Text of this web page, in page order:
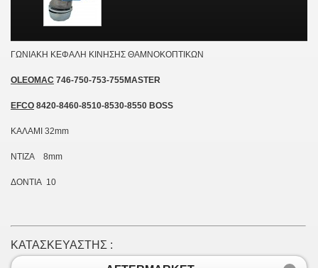
ΓΩΝΙΑΚΗ ΚΕΦΑΛΗ ΚΙΝΗΣΗΣ ΘΑΜΝΟΚΟΠΤΙΚΩΝ
OLEOMAC 746-750-753-755MASTER
EFCO 8420-8460-8510-8530-8550 BOSS
ΚΑΛΑΜΙ 32mm
NTIΖΑ 8mm
ΔΟΝΤΙΑ 10
ΚΑΤΑΣΚΕΥΑΣΤΗΣ :